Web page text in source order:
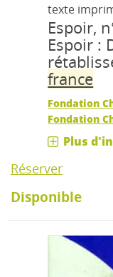
texte
Espoir,
Espoir :
france
Fondation
Fondation
Plus
Réserver
Disponible